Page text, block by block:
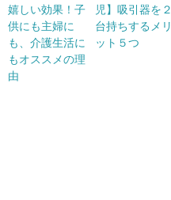
嬉しい効果！子
供にも主婦に
も、介護生活に
もオススメの理
由
児】吸引器を２
台持ちするメリ
ット５つ